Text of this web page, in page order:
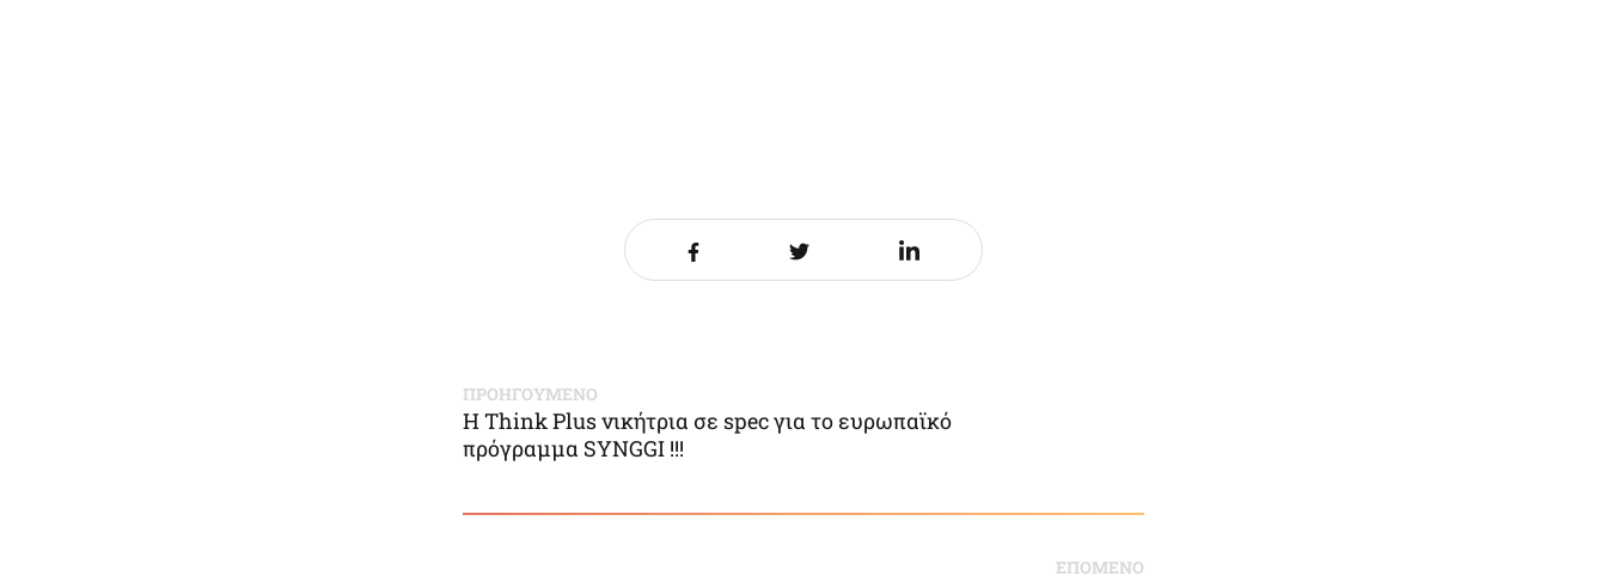
Share it on FacebookShare it on TwitterShare it on LinkedIn
ΠΡΟΗΓΟΥΜΕΝΟ
Η Think Plus νικήτρια σε spec για το ευρωπαϊκό
πρόγραμμα SYNGGI !!!
ΕΠΟΜΕΝΟ